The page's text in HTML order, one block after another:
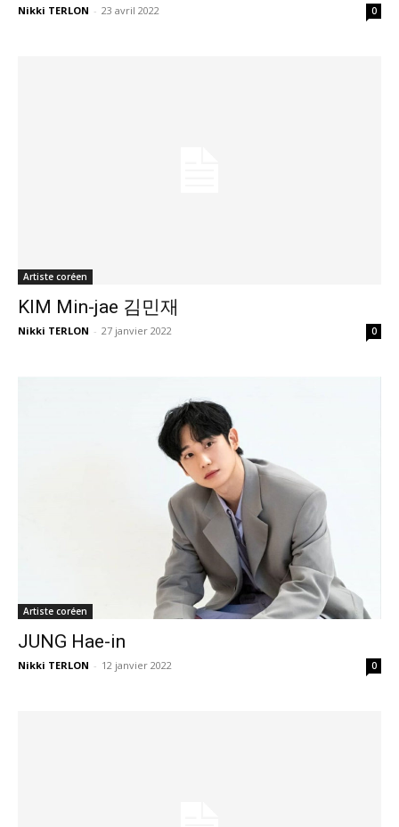
Nikki TERLON - 23 avril 2022 0
Artiste coréen
KIM Min-jae 김민재
Nikki TERLON - 27 janvier 2022 0
Artiste coréen
JUNG Hae-in
Nikki TERLON - 12 janvier 2022 0